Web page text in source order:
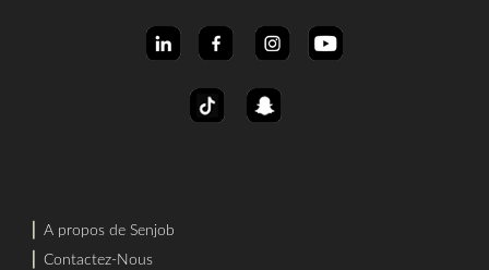
A propos de Senjob
Contactez-Nous